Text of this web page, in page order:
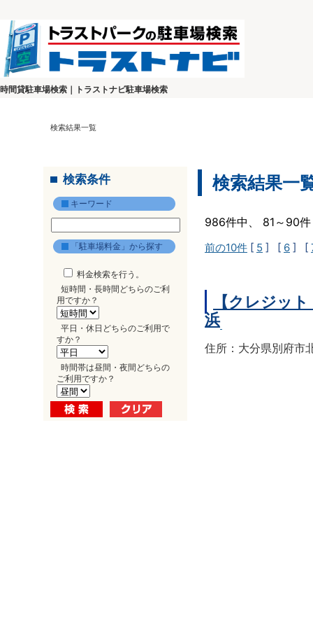
時間貸駐車場検索｜トラストナビ駐車場検索
検索結果一覧
検索条件
キーワード
「駐車場料金」から探す
料金検索を行う。
短時間・長時間どちらのご利
用ですか？
平日・休日どちらのご利用で
すか？
時間帯は昼間・夜間どちらの
ご利用ですか？
検索結果一
986件中、 81～90
前の10件 [ 5 ] [ 6 ] [
【クレジッ
浜
住所：大分県別府市